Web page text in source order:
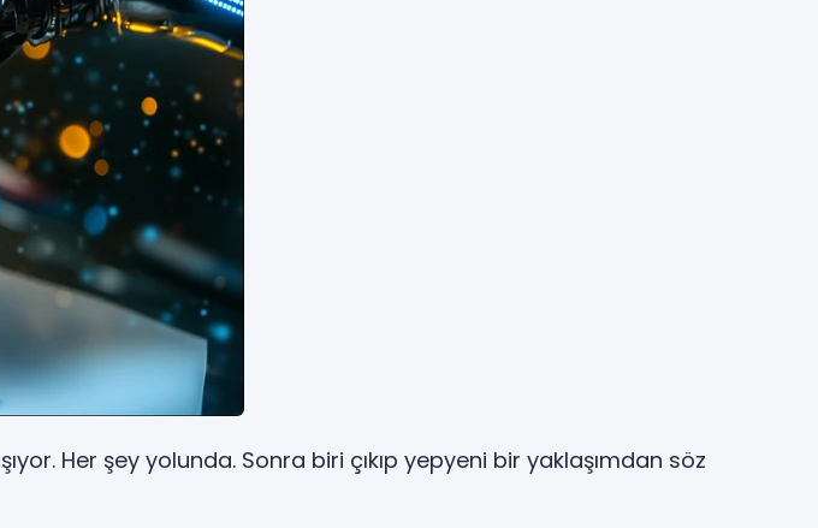
Her şey yolunda. Sonra biri çıkıp yepyeni bir yaklaşımdan söz